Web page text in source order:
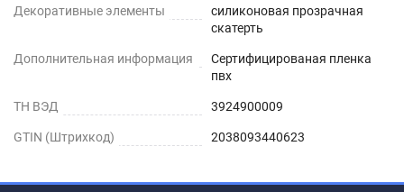
Шаг 2
максимум через 1-2 дня.
Шаг 3
Уложите пленку заворачивающимися краями
Декоративные элементы
силиконовая прозрачная
скатерть
Дополнительная информация
Сертифицированая пленка
пвх
ТН ВЭД 3924900009
GTIN (Штрихкод) 2038093440623